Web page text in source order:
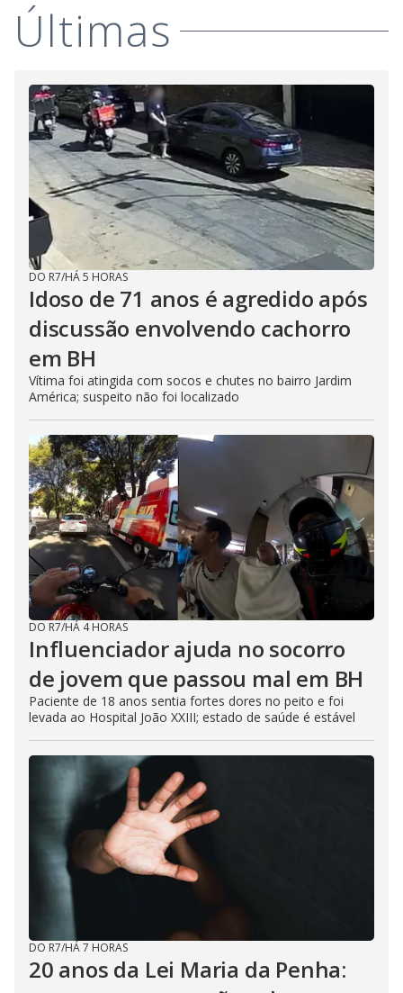
Últimas
DO R7/HÁ 5 HORAS
Idoso de 71 anos é agredido após
discussão envolvendo cachorro
em BH
Vítima foi atingida com socos e chutes no bairro Jardim
América; suspeito não foi localizado
DO R7/HÁ 4 HORAS
Influenciador ajuda no socorro
de jovem que passou mal em BH
Paciente de 18 anos sentia fortes dores no peito e foi
levada ao Hospital João XXIII; estado de saúde é estável
DO R7/HÁ 7 HORAS
20 anos da Lei Maria da Penha: